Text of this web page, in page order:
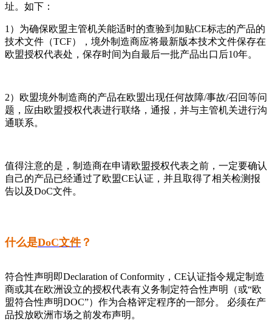
址。如下：
1）为确保欧盟主管机关能适时的查验到加贴CE标志的产品的
技术文件（TCF），境外制造商应将最新版本技术文件保存在
欧盟授权代表处，保存时间为自最后一批产品出口后10年。
2）欧盟境外制造商的产品在欧盟出现任何故障/事故/召回等问
题，应由欧盟授权代表进行联络，通报，并与主管机关进行沟
通联系。
值得注意的是，制造商在申请欧盟授权代表之前，一定要确认
自己的产品已经通过了欧盟CE认证，并且取得了相关检测报
告以及DoC文件。
什么是DoC文件？
符合性声明即Declaration of Conformity，CE认证指令规定制造
商或其在欧洲设立的授权代表有义务制定符合性声明（或“欧
盟符合性声明DOC”）作为合格评定程序的一部分。 必须在产
品投放欧洲市场之前发布声明。